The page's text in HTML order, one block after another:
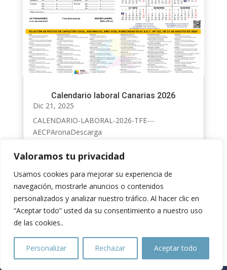
Valoramos tu privacidad
Usamos cookies para mejorar su experiencia de
navegación, mostrarle anuncios o contenidos
personalizados y analizar nuestro tráfico. Al hacer clic en
“Aceptar todo” usted da su consentimiento a nuestro uso
de las cookies..
Personalizar Rechazar Aceptar todo
Calendario laboral Canarias 2026
Dic 21, 2025
CALENDARIO-LABORAL-2026-TFE---
AECPAronaDescarga